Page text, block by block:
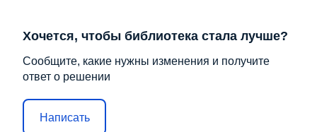
Хочется, чтобы библиотека стала лучше?
Сообщите, какие нужны изменения и получите
ответ о решении
Написать